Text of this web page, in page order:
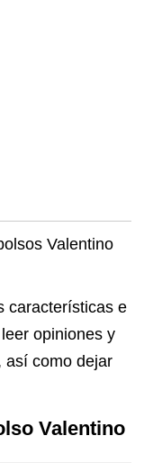
Valentino
características e
opiniones y
así como dejar
Valentino